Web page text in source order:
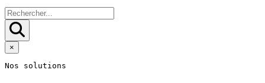
×
Nos solutions